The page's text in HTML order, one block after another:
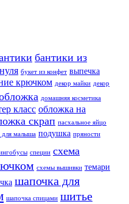
бантики из
букет из конфет выпечка
крючком декор майки декор
домашняя косметика
класс обложка на
скрап пасхальное яйцо
для малыша подушка пряности
специи схема
схемы вышивки темари
шапочка для
шапочка спицами шитье